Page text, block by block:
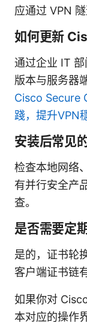
应通过 VPN
如何更新
通过企业 IT
版本与服务器
Cisco Secure
踐，提升VPN
安装后常见
检查本地网络
有并行安全产
查。
是否需要定
是的，证书轮
客户端证书链
如果你对
本对应的操作